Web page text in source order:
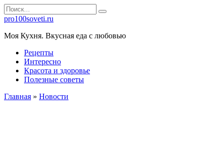
Перейти
к
контенту
Search
for:
pro100soveti.ru
Моя Кухня. Bкусная еда с любовью
Рецепты
Интересно
Красота и здоровье
Полезные советы
Главная » Новости